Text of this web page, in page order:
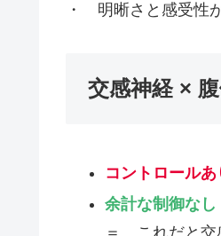
・ 明晰さと感受性
交感神経 ×
コントロール
余計な制御な